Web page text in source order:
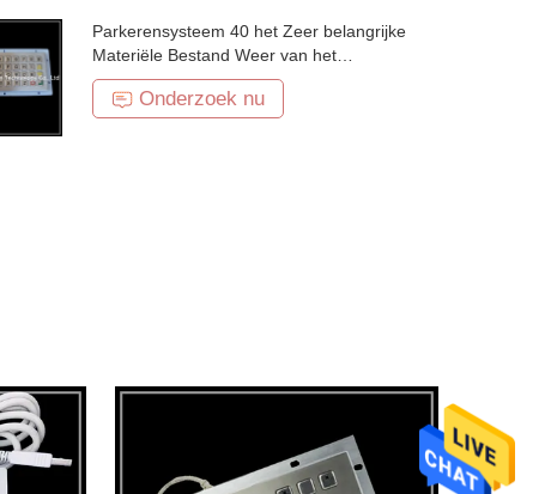
Parkerensysteem 40 het Zeer belangrijke
Materiële Bestand Weer van het
Toetsenbordroestvrije staal
Onderzoek nu